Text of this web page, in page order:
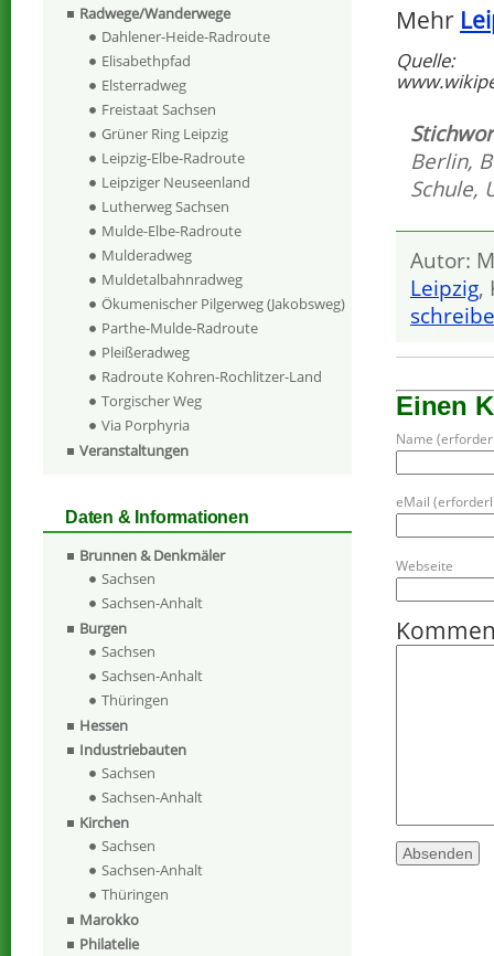
Mehr
Quelle:
Berlin,
Schule,
Autor:
Leipzig,
Einen
Name
eMail
Webseite
Radwege/Wanderwege
Dahlener-Heide-Radroute
Elisabethpfad
Elsterradweg
Freistaat Sachsen
Grüner Ring Leipzig
Leipzig-Elbe-Radroute
Leipziger Neuseenland
Lutherweg Sachsen
Mulde-Elbe-Radroute
Mulderadweg
Muldetalbahnradweg
Ökumenischer Pilgerweg (Jakobsweg)
Parthe-Mulde-Radroute
Pleißeradweg
Radroute Kohren-Rochlitzer-Land
Torgischer Weg
Via Porphyria
Veranstaltungen
Daten & Informationen
Brunnen & Denkmäler
Sachsen
Sachsen-Anhalt
Burgen
Sachsen
Sachsen-Anhalt
Thüringen
Hessen
Industriebauten
Sachsen
Sachsen-Anhalt
Kirchen
Sachsen
Sachsen-Anhalt
Thüringen
Marokko
Philatelie